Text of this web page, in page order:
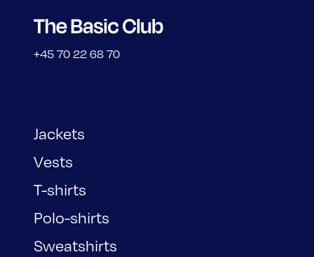
+45 70 22 68 70
Jackets
Vests
T-shirts
Polo-shirts
Sweatshirts